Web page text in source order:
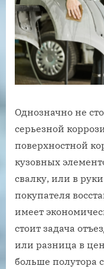
Однозначно не
серьезной
поверхностной
кузовных
свалку, или в
покупателя
имеет
стоит задача
или разница в
больше полутора